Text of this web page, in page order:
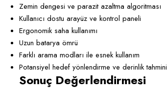
Zemin dengesi ve parazit azaltma algoritması
Kullanıcı dostu arayüz ve kontrol paneli
Ergonomik saha kullanımı
Uzun batarya ömrü
Farklı arama modları ile esnek kullanım
Potansiyel hedef yönlendirme ve derinlik tahmini
Sonuç Değerlendirmesi